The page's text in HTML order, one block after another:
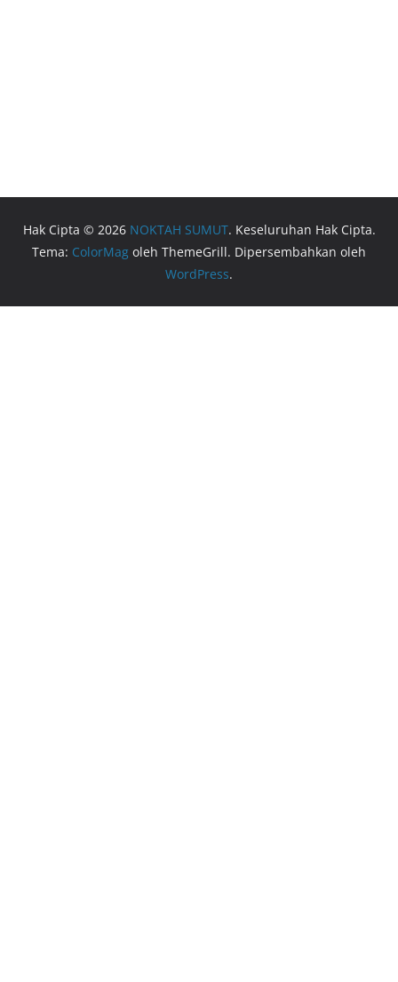
Hak Cipta © 2026 NOKTAH SUMUT. Keseluruhan Hak Cipta.
Tema: ColorMag oleh ThemeGrill. Dipersembahkan oleh
WordPress.